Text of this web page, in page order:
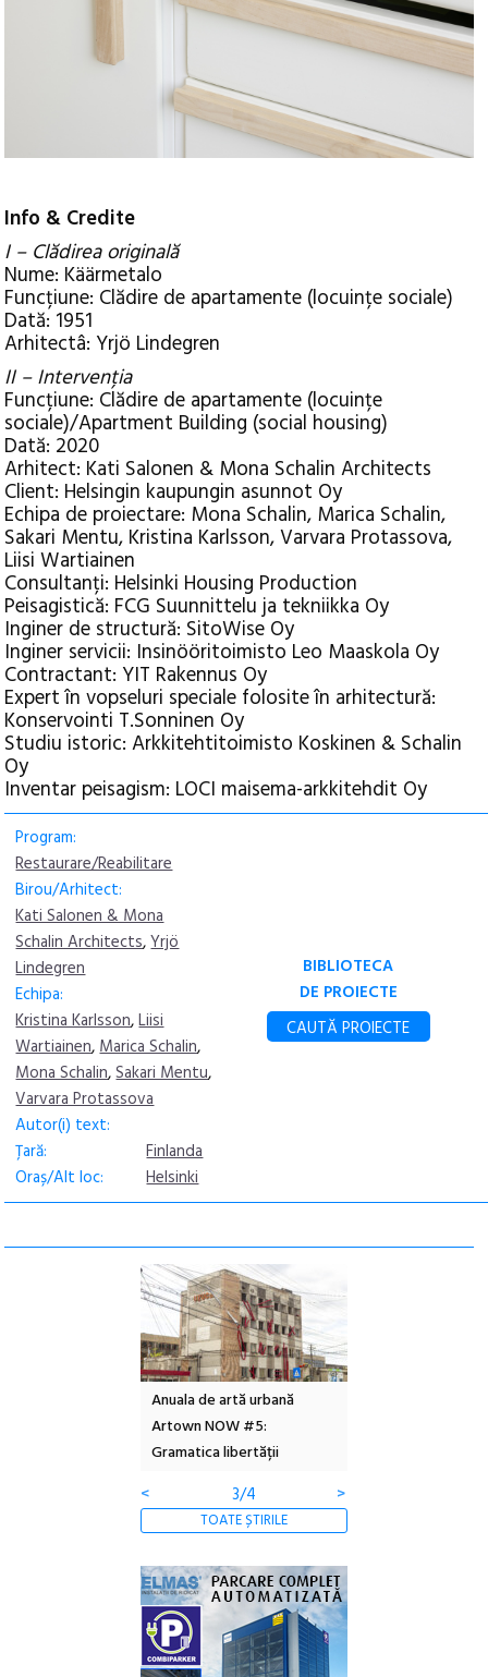
Info & Credite
I – Clădirea originală
Nume: Käärmetalo
Funcțiune: Clădire de apartamente (locuințe sociale)
Dată: 1951
Arhitectâ: Yrjö Lindegren
II – Intervenția
Funcțiune: Clădire de apartamente (locuințe
sociale)/Apartment Building (social housing)
Dată: 2020
Arhitect: Kati Salonen & Mona Schalin Architects
Client: Helsingin kaupungin asunnot Oy
Echipa de proiectare: Mona Schalin, Marica Schalin,
Sakari Mentu, Kristina Karlsson, Varvara Protassova,
Liisi Wartiainen
Consultanți: Helsinki Housing Production
Peisagistică: FCG Suunnittelu ja tekniikka Oy
Inginer de structură: SitoWise Oy
Inginer servicii: Insinööritoimisto Leo Maaskola Oy
Contractant: YIT Rakennus Oy
Expert în vopseluri speciale folosite în arhitectură:
Konservointi T.Sonninen Oy
Studiu istoric: Arkkitehtitoimisto Koskinen & Schalin
Oy
Inventar peisagism: LOCI maisema-arkkitehdit Oy
Program:
Restaurare/Reabilitare
Birou/Arhitect:
Kati Salonen & Mona
Schalin Architects,Yrjö
Lindegren
Echipa:
Kristina Karlsson,Liisi
Wartiainen,Marica Schalin,
Mona Schalin,Sakari Mentu,
Varvara Protassova
Autor(i) text:
Țară:
Finlanda
Oraș/Alt loc:
Helsinki
BIBLIOTECA
DE PROIECTE
CAUTĂ PROIECTE
Festivalul Cinemascop
revine la Eforie Sud cu a IX-a
ediție
< 4/4 >
TOATE ȘTIRILE